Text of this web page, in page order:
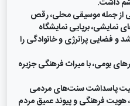
داشت.
از جمله موسیقی محلی، رقص
نمایشی، برپایی نمایشگاه
و فضایی پرانرژی و خانوادگی را
بومی، با میراث فرهنگی جزیره
پاسداشت سنت‌های مردمی
هویت فرهنگی و پیوند عمیق مردم